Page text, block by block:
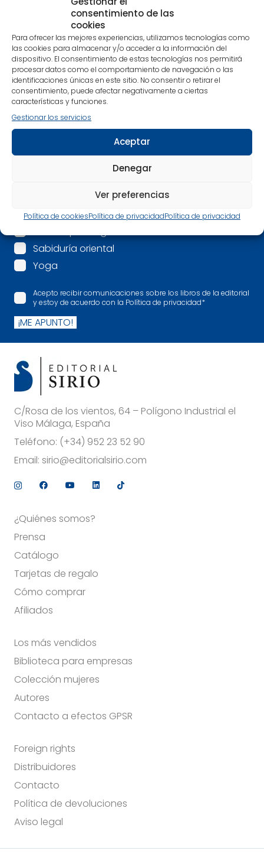
consentimiento de las
cookies
Para ofrecer las mejores experiencias, utilizamos tecnologías como
las cookies para almacenar y/o acceder a la información del
dispositivo. El consentimiento de estas tecnologías nos permitirá
procesar datos como el comportamiento de navegación o las
identificaciones únicas en este sitio. No consentir o retirar el
consentimiento, puede afectar negativamente a ciertas
características y funciones.
Gestionar los servicios
Aceptar
Denegar
Ver preferencias
Política de cookiesPolítica de privacidadPolítica de privacidad
¡Estamos en contacto!
Nombre *
Correo electrónico*
Mis intereses son:*
Más allá
Sabiduría oriental
Yoga
Acepto recibir comunicaciones sobre los libros de la editorial
y estoy de acuerdo con la Política de privacidad*
¡ME APUNTO!
C/Rosa de los vientos, 64 – Polígono Industrial el
Viso Málaga, España
Teléfono: (+34) 952 23 52 90
Email: sirio@editorialsirio.com
¿Quiénes somos?
Prensa
Catálogo
Tarjetas de regalo
Cómo comprar
Afiliados
Los más vendidos
Biblioteca para empresas
Colección mujeres
Autores
Contacto a efectos GPSR
Foreign rights
Distribuidores
Contacto
Política de devoluciones
Aviso legal